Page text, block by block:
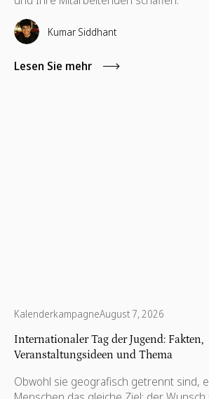
Kumar Siddhant
Lesen Sie mehr
KalenderkampagneAugust 7, 2026
Internationaler Tag der Jugend: Fakten,
Veranstaltungsideen und Thema
Obwohl sie geografisch getrennt sind,